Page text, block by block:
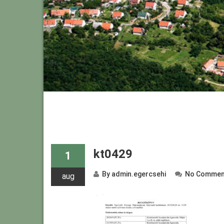
1
aug
kt0429
By admin.egercsehi No